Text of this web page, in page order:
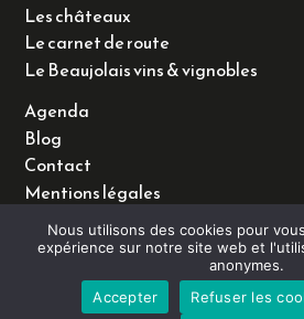
Les châteaux
Le carnet de route
Le Beaujolais vins & vignobles
Agenda
Blog
Contact
Mentions légales
Facebook
Instagram
LinkedIn
Nous utilisons des cookies pour
expérience sur notre site web et
anonymes.
Accepter
Refuser les